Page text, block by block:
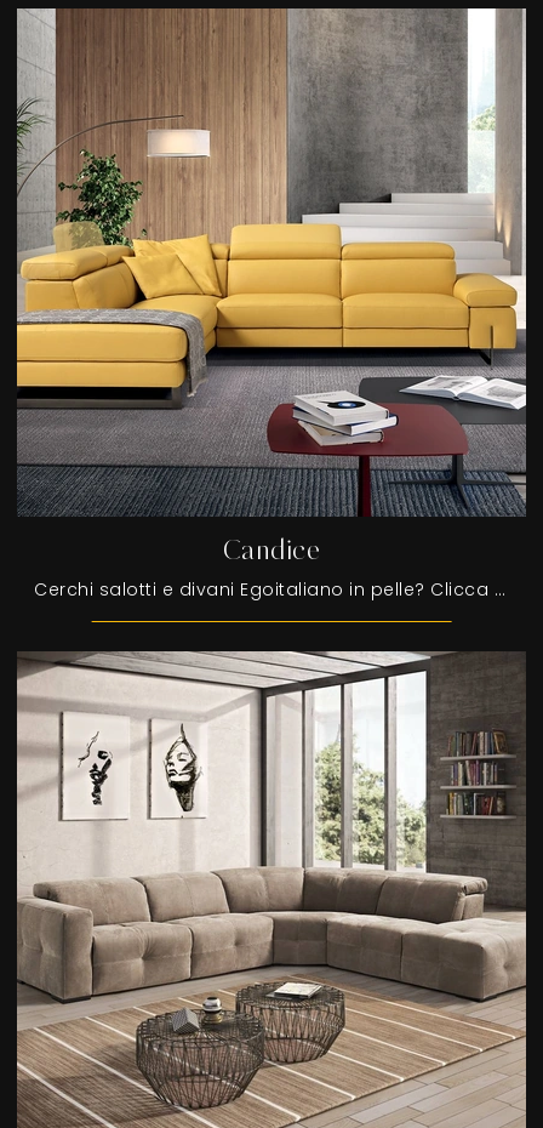
Candice
Cerchi salotti e divani Egoitaliano in pelle? Clicca e scopri di più sul modello Candice per spazi moderni.